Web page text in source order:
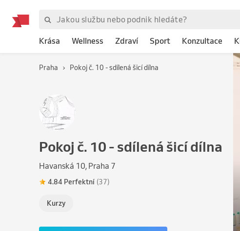
Krása Wellness Zdraví Sport Konzultace
Praha Pokoj č. 10 - sdílená šicí dílna
Pokoj č. 10 - sdílená šicí dílna
Havanská 10, Praha 7
4.84 Perfektní (37)
Kurzy